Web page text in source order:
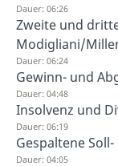
Dauer: 06:26
Zweite und
Modigliani/
Dauer: 06:24
Gewinn- und
Dauer: 04:48
Insolvenz und
Dauer: 06:19
Gespaltene
Dauer: 04:05